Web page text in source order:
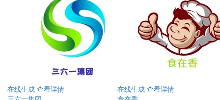
在线生成 查看详情
在线生成 查看详情